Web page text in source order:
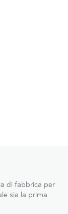
di fabbrica per
sia la prima